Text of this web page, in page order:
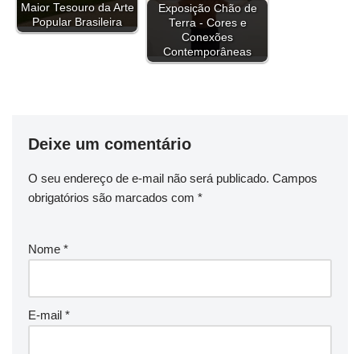
Maior Tesouro da Arte
Popular Brasileira
Exposição Chão de
Terra - Cores e
Conexões
Contemporâneas
Deixe um comentário
O seu endereço de e-mail não será publicado. Campos
obrigatórios são marcados com *
Nome *
E-mail *